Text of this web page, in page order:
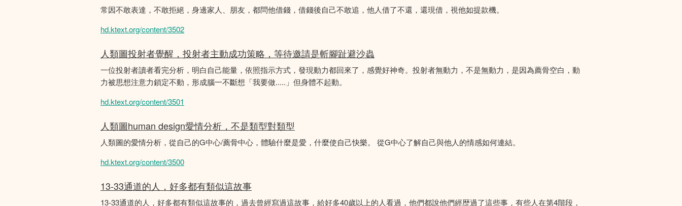
常因不敢表達，不敢拒絕，身邊家人、朋友，都問他借錢，借錢後自己不敢追，他人借了不還，還現借，視他如提款機。
hd.ktext.org/content/3502
人類圖投射者覺醒，投射者主動成功策略，等待邀請是斬腳趾避沙蟲
一位投射者讀者看完分析，明白自己能量，依照指示方式，發現動力都回來了，感覺好神奇。投射者無動力，不是無動力，是因為薦骨空白，動
力被思想注意力鎖定不動，形成腦一不斷想「我要做.....」但身體不起動。
hd.ktext.org/content/3501
人類圖human design愛情分析，不是類型對類型
人類圖的愛情分析，從自己的G中心/薦骨中心，體驗什麼是愛，什麼使自己快樂。 從G中心了解自己與他人的情感如何連結。
hd.ktext.org/content/3500
13-33通道的人，好多都有類似這故事
13-33通道的人，好多都有類似這故事的，過去曾經寫過這故事，給好多40歲以上的人看過，他們都說他們經歴過了這些事，有些人在第4階段，